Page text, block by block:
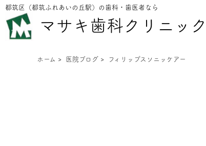
都筑区（都筑ふれあいの丘駅）の歯科・歯医者なら
マサキ歯科クリニック
ホーム > 医院ブログ > フィリップスソニッケアー